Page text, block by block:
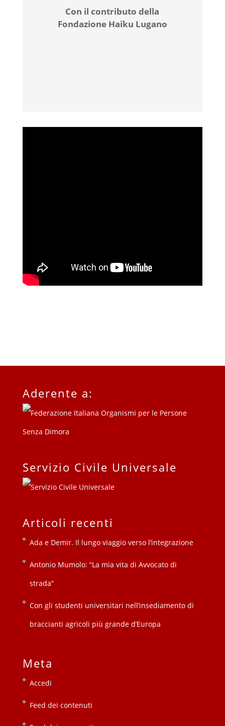
Con il contributo della
Fondazione Haiku Lugano
Aderente a:
Servizio Civile Universale
Articoli recenti
Ada e Demir. Il lungo viaggio verso l’integrazione
Antonio Mumolo: “La mia vita di Avvocato di
strada”
Con gli studenti universitari nell’insediamento di
braccianti agricoli più grande d’Europa
Meta
Accedi
Feed dei contenuti